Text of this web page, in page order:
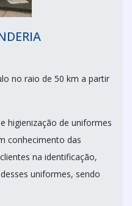
no raio de 50 km a partir
higienização de uniformes
conhecimento das
na identificação,
uniformes, sendo